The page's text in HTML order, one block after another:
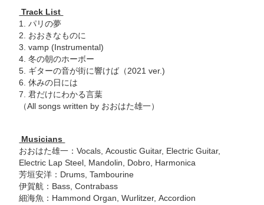
Track List
1. パリの夢
2. おおきなものに
3. vamp (Instrumental)
4. 冬の朝のホーボー
5. ギターの音が街に響けば（2021 ver.)
6. 休みの日には
7. 君だけにわかる言葉
（All songs written by おおはた雄一）
Musicians
おおはた雄一：Vocals, Acoustic Guitar, Electric Guitar,
Electric Lap Steel, Mandolin, Dobro, Harmonica
芳垣安洋：Drums, Tambourine
伊賀航：Bass, Contrabass
細海魚：Hammond Organ, Wurlitzer, Accordion